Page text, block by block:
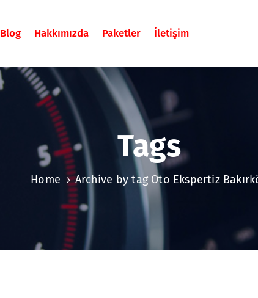
Blog Hakkımızda Paketler İletişim
Tags
Home Archive by tag Oto Ekspertiz